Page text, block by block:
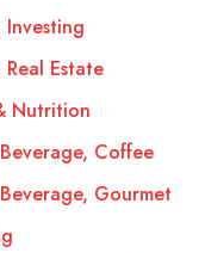
Investing
Real Estate
Nutrition
Coffee
Gourmet